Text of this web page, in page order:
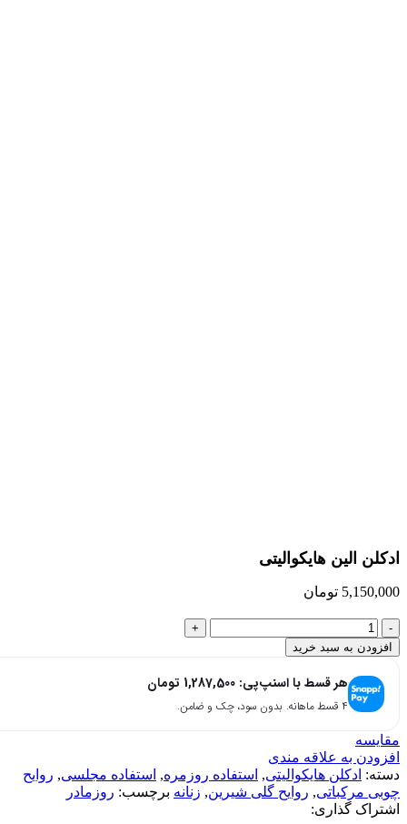
ادکلن الین هایکوالیتی
5,150,000 تومان
افزودن به سبد خرید
هر قسط با اسنپ‌پی: 1,287,500 تومان
۴ قسط ماهانه. بدون سود، چک و ضامن.
مقایسه
افزودن به علاقه مندی
دسته: ادکلن هایکوالیتی, استفاده روزمره, استفاده مجلسی, روایح
چوبی مرکباتی, روایح گلی شیرین, زنانه برچسب: روزمادر
اشتراک گذاری: